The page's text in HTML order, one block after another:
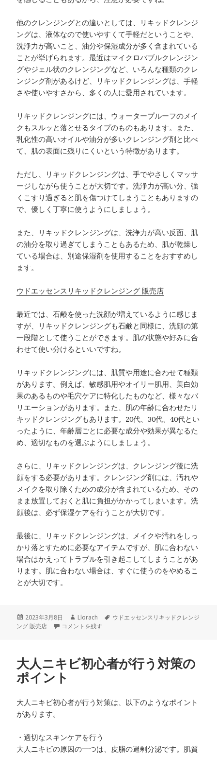
他のクレンジングとの違いとしては、リキッドクレンジ
ングは、液体なので使いやすくて手軽だということや、
洗浄力が高いこと、油分や保湿成分が多く含まれている
ことが挙げられます。最近はマイクロバブルクレンジン
グやジェル状のクレンジングなど、いろんな種類のクレ
ンジング剤があるけど、リキッドクレンジングは、手軽
さや使いやすさから、多くの人に愛用されています。
リキッドクレンジングには、ウォータープルーフのメイ
クもスルッと落とせるタイプのものもあります。また、
乳化性の高いオイルや油分が多いクレンジング剤と比べ
て、肌の表面に残りにくいという特徴があります。
ただし、リキッドクレンジングは、手でやさしくマッサ
ージしながら使うことが大切です。洗浄力が高い分、強
くこすり過ぎると肌を傷つけてしまうこともありますの
で、優しく丁寧に使うようにしましょう。
また、リキッドクレンジングは、洗浄力が高い反面、肌
の油分を取り過ぎてしまうこともあるため、肌が乾燥し
ている場合は、別途保湿剤を使用することをおすすめし
ます。
ウドエッセンスリキッドクレンジング 販売店
最近では、石鹸を使った洗顔が増えているように感じま
すが、リキッドクレンジングも石鹸と同様に、洗顔の第
一段階として使うことができます。肌の状態や好みに合
わせて使い分けるといいですね。
リキッドクレンジングには、肌質や用途に合わせて種類
があります。例えば、敏感肌用やオイリー肌用、美白効
果のあるものや毛穴ケアに特化したものなど、様々なバ
リエーションがあります。また、肌の年齢に合わせたリ
キッドクレンジングもあります。20代、30代、40代とい
ったように、年齢層ごとに必要な成分や効果が異なるた
め、適切なものを選ぶようにしましょう。
さらに、リキッドクレンジングは、クレンジング後に洗
顔をする必要があります。クレンジング剤には、汚れや
メイクを取り除くための成分が含まれているため、その
まま放置しておくと肌に負担がかかってしまいます。洗
顔後は、必ず保湿ケアを行うことが大切です。
最後に、リキッドクレンジングは、メイクや汚れをしっ
かり落とすために必要なアイテムですが、肌に合わない
場合はかえってトラブルを引き起こしてしまうことがあ
ります。肌に合わない場合は、すぐに使うのをやめるこ
とが大切です。
投
稿
2023年3月8日
作
成
Llorach
タ
ウドエッセンスリキッドクレンジ
ング 販売店
リキッドクレンジングとは？ に
コメントを残す
大人ニキビ初心者が行う対策の
ポイント
大人ニキビ初心者が行う対策は、以下のようなポイント
があります。
・適切なスキンケアを行う
大人ニキビの原因の一つは、皮脂の過剰分泌です。肌質